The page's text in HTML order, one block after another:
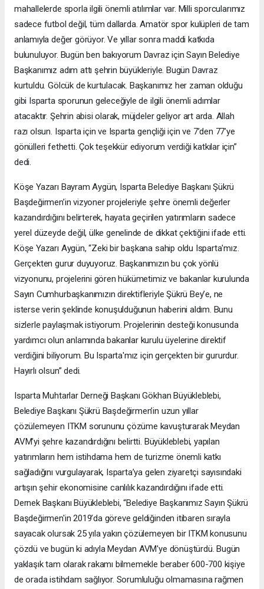
mahallelerde sporla ilgili önemli atılımlar var. Milli sporcularımız
sadece futbol değil, tüm dallarda. Amatör spor kulüpleri de tam
anlamıyla değer görüyor. Ve yıllar sonra maddi katkıda
bulunuluyor. Bugün ben bakıyorum Davraz için Sayın Belediye
Başkanımız adım attı şehrin büyükleriyle. Bugün Davraz
kurtuldu. Gölcük de kurtulacak. Başkanımız her zaman olduğu
gibi Isparta sporunun geleceğiyle de ilgili önemli adımlar
atacaktır. Şehrin abisi olarak, müjdeler geliyor art arda. Allah
razı olsun. Isparta için ve Isparta gençliği için ve 7’den 77’ye
gönülleri fethetti. Çok teşekkür ediyorum verdiği katkılar için”
dedi.
Köşe Yazarı Bayram Aygün, Isparta Belediye Başkanı Şükrü
Başdeğirmen’in vizyoner projeleriyle şehre önemli değerler
kazandırdığını belirterek, hayata geçirilen yatırımların sadece
yerel düzeyde değil, ülke genelinde de dikkat çektiğini ifade etti.
Köşe Yazarı Aygün, “Zeki bir başkana sahip oldu Isparta'mız.
Gerçekten gurur duyuyoruz. Başkanımızın bu çok yönlü
vizyonunu, projelerini gören hükümetimiz ve bakanlar kurulunda
Sayın Cumhurbaşkanımızın direktifleriyle Şükrü Bey’e, ne
isterse verin şeklinde konuşulduğunun haberini aldım. Bunu
sizlerle paylaşmak istiyorum. Projelerinin desteği konusunda
yardımcı olun anlamında bakanlar kurulu üyelerine direktif
verdiğini biliyorum. Bu Isparta'mız için gerçekten bir gururdur.
Hayırlı olsun” dedi.
Isparta Muhtarlar Derneği Başkanı Gökhan Büyükleblebi,
Belediye Başkanı Şükrü Başdeğirmen’in uzun yıllar
çözülemeyen ITKM sorununu çözüme kavuşturarak Meydan
AVM’yi şehre kazandırdığını belirtti. Büyükleblebi, yapılan
yatırımların hem istihdama hem de turizme önemli katkı
sağladığını vurgulayarak, Isparta’ya gelen ziyaretçi sayısındaki
artışın şehir ekonomisine canlılık kazandırdığını ifade etti.
Dernek Başkanı Büyükleblebi, “Belediye Başkanımız Sayın Şükrü
Başdeğirmen'in 2019’da göreve geldiğinden itibaren sırayla
sayacak olursak 25 yıla yakın çözülemeyen bir ITKM konusunu
çözdü ve bugün ki adıyla Meydan AVM'ye dönüştürdü. Bugün
yaklaşık tam olarak rakamı bilmemekle beraber 600-700 kişiye
de orada istihdam sağlıyor. Sorumluluğu olmamasına rağmen